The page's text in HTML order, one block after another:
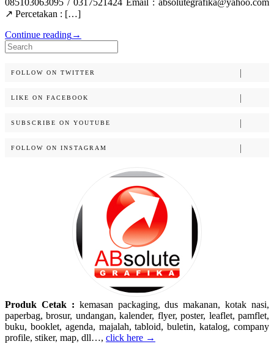
085103063095 / 0317521424 Email : absolutegrafika@yahoo.com
↗️ Percetakan : […]
Continue reading→
Search
for:
FOLLOW ON TWITTER
LIKE ON FACEBOOK
SUBSCRIBE ON YOUTUBE
FOLLOW ON INSTAGRAM
Produk Cetak : kemasan packaging, dus makanan, kotak nasi,
paperbag, brosur, undangan, kalender, flyer, poster, leaflet, pamflet,
buku, booklet, agenda, majalah, tabloid, buletin, katalog, company
profile, stiker, map, dll…, click here →